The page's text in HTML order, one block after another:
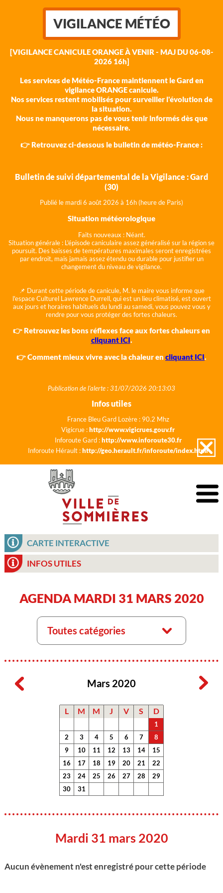
VIGILANCE MÉTÉO
[VIGILANCE CANICULE ORANGE À VENIR - MAJ DU 06-08-
2026 16h]
Les services de Météo-France maintiennent le Gard en
vigilance ORANGE canicule.
Nos services restent mobilisés pour surveiller l'évolution de
la situation.
Nous ne manquerons pas de vous tenir informés dès que
nécessaire.
👉 Retrouvez ci-dessous le bulletin de météo-France :
Bulletin de suivi départemental de la Vigilance : Gard
(30)
Publié le mardi 6 août 2026 à 16h (heure de Paris)
Situation météorologique
Faits nouveaux : Néant.
Situation générale : L'épisode caniculaire assez généralisé sur la région se
poursuit. Des baisses de températures maximales seront enregistrées
par endroit, mais jamais assez étendu ou durable pour justifier un
changement du niveau de vigilance.
📌 Durant cette période de canicule, M. le maire vous informe que
l'espace Culturel Lawrence Durrell, qui est un lieu climatisé, est ouvert
aux jours et horaires habituels du lundi au samedi, vous pouvez vous y
rendre pour vous protéger des fortes chaleurs.
👉 Retrouvez les bons réflexes face aux fortes chaleurs en
cliquant ICI.
👉 Comment mieux vivre avec la chaleur en cliquant ICI.
Publication de l'alerte : 31/07/2026 20:13:03
Infos utiles
France Bleu Gard Lozère : 90.2 Mhz
Vigicrue :http://www.vigicrues.gouv.fr
Inforoute Gard :http://www.inforoute30.fr
Inforoute Hérault :http://geo.herault.fr/inforoute/index.html
CARTE INTERACTIVE
INFOS UTILES
AGENDA MARDI 31 MARS 2020
Toutes catégories
Mars 2020
L M M J V S D
1
2
3 4 5 6 7
8
9
10 11 12 13 14
15
16
17 18 19 20 21
22
23
24 25 26 27 28
29
30
31
Mardi 31 mars 2020
Aucun évènement n'est enregistré pour cette période